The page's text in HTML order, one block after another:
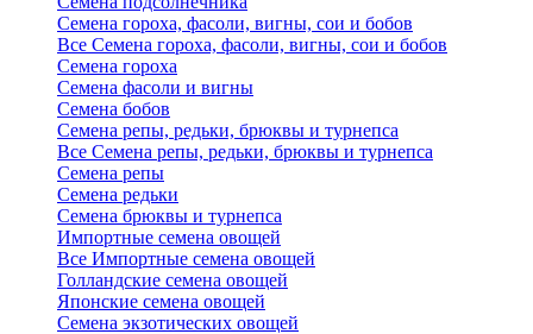
Семена гороха, фасоли, вигны, сои и бобов
Все Семена гороха, фасоли, вигны, сои и бобов
Семена гороха
Семена фасоли и вигны
Семена бобов
Семена репы, редьки, брюквы и турнепса
Все Семена репы, редьки, брюквы и турнепса
Семена репы
Семена редьки
Семена брюквы и турнепса
Импортные семена овощей
Все Импортные семена овощей
Голландские семена овощей
Японские семена овощей
Семена экзотических овощей